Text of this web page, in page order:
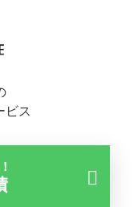
ビス